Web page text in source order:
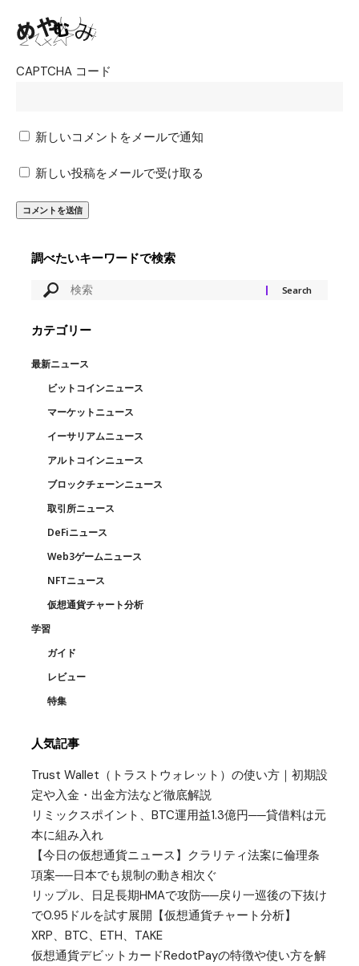
CAPTCHA コード
新しいコメントをメールで通知
新しい投稿をメールで受け取る
調べたいキーワードで検索
カテゴリー
最新ニュース
ビットコインニュース
マーケットニュース
イーサリアムニュース
アルトコインニュース
ブロックチェーンニュース
取引所ニュース
DeFiニュース
Web3ゲームニュース
NFTニュース
仮想通貨チャート分析
学習
ガイド
レビュー
特集
人気記事
Trust Wallet（トラストウォレット）の使い方｜初期設
定や入金・出金方法など徹底解説
リミックスポイント、BTC運用益1.3億円──貸借料は元
本に組み入れ
【今日の仮想通貨ニュース】クラリティ法案に倫理条
項案──日本でも規制の動き相次ぐ
リップル、日足長期HMAで攻防──戻り一巡後の下抜け
で0.95ドルを試す展開【仮想通貨チャート分析】
XRP、BTC、ETH、TAKE
仮想通貨デビットカードRedotPayの特徴や使い方を解